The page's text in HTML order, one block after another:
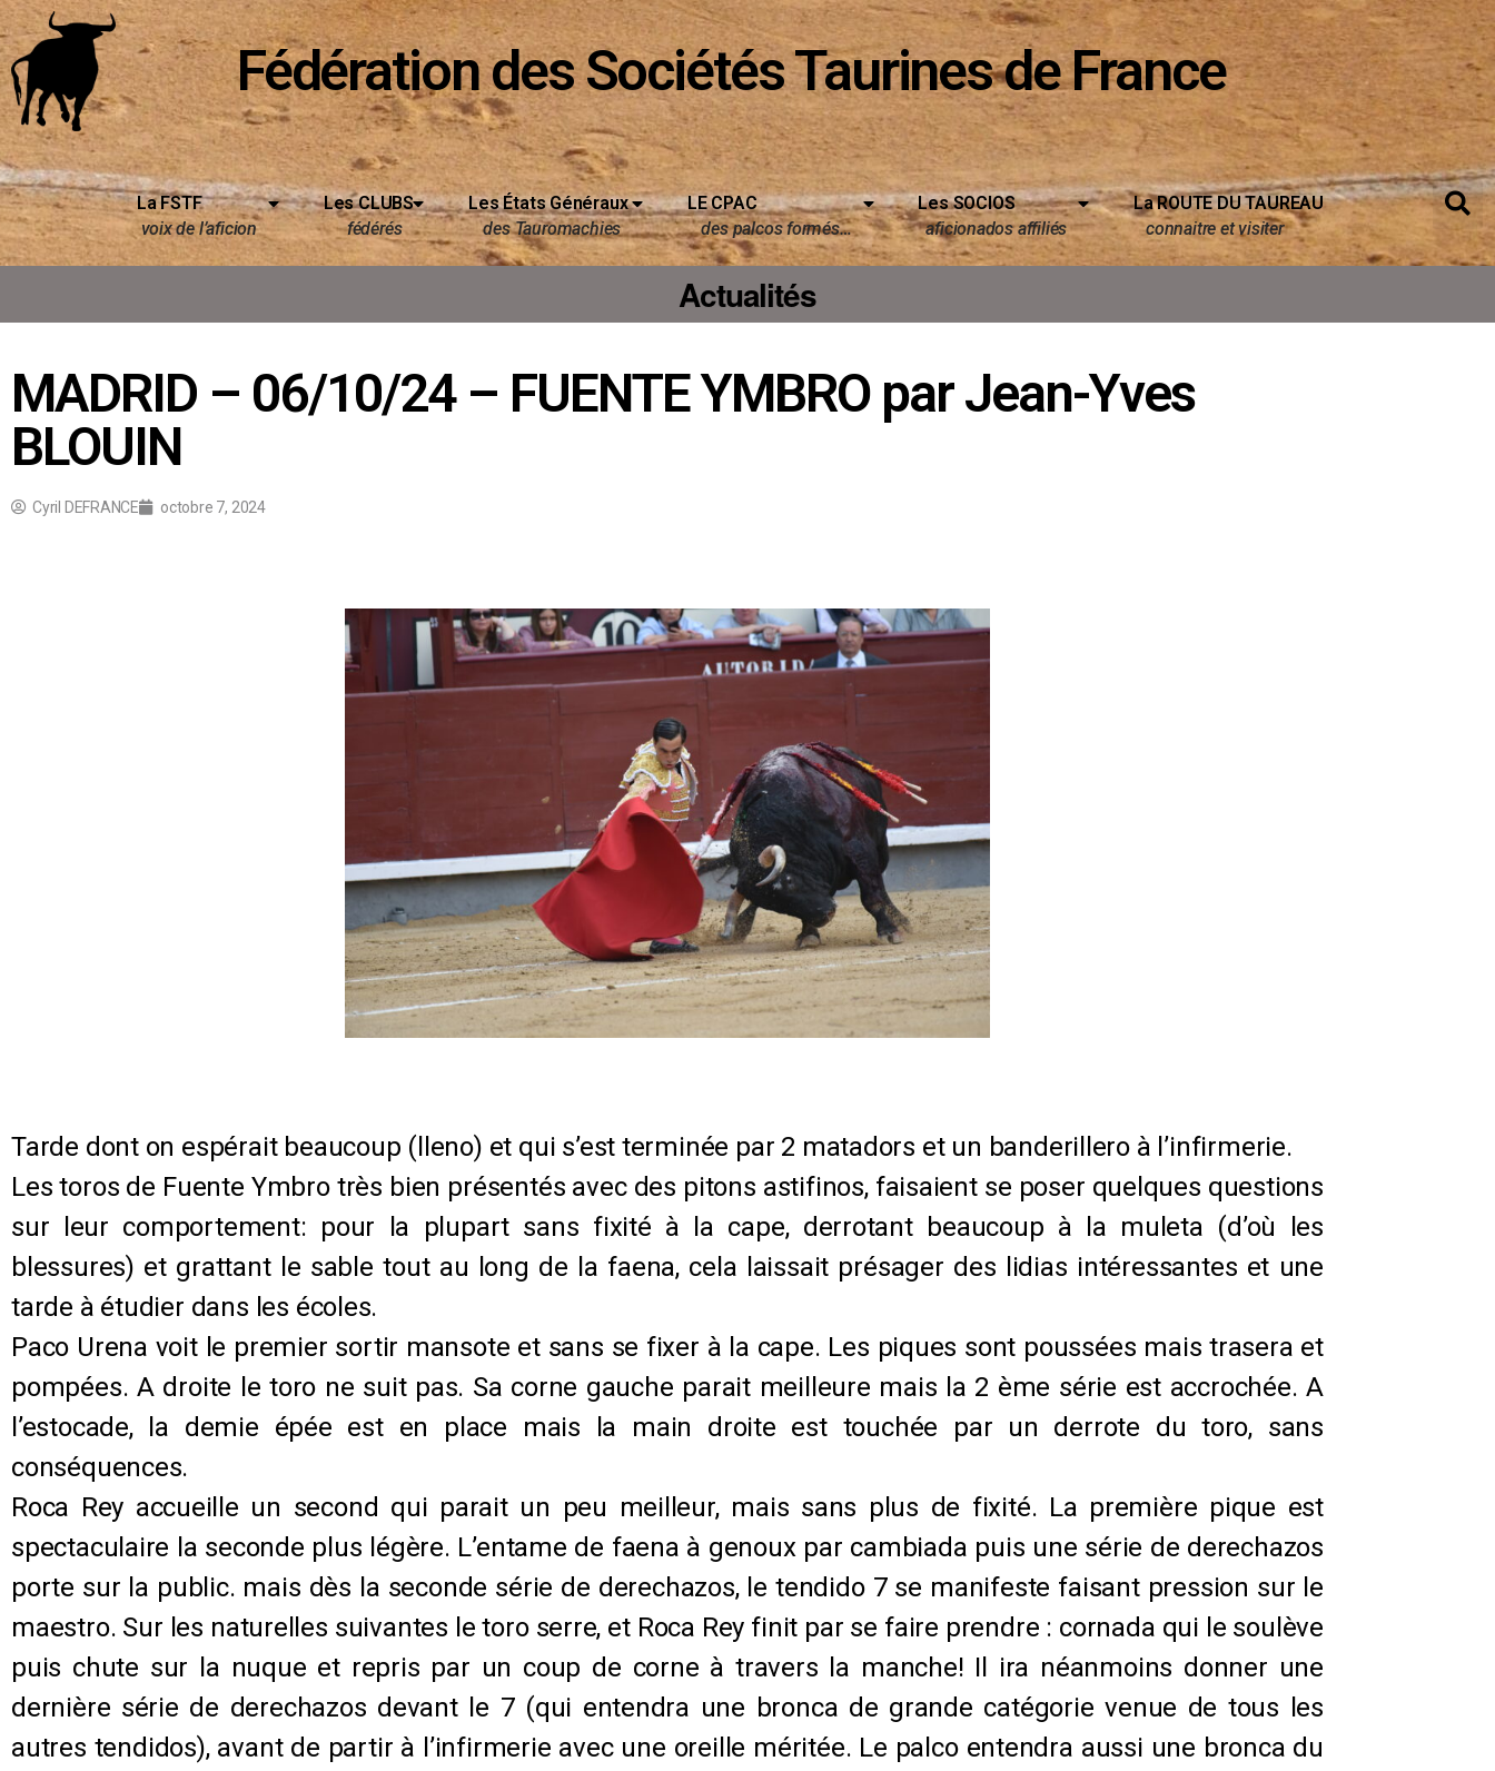
Fédération des Sociétés Taurines de France
La FSTF
voix de l’aficion
Les CLUBS
fédérés
Les États Généraux
des Tauromachies
LE CPAC
des palcos formés…
Les SOCIOS
aficionados affiliés
La ROUTE DU TAUREAU
connaitre et visiter
Actualités
MADRID – 06/10/24 – FUENTE YMBRO par Jean-Yves
BLOUIN
Cyril DEFRANCE octobre 7, 2024
Tarde dont on espérait beaucoup (lleno) et qui s’est terminée par 2 matadors et un banderillero à l’infirmerie.
Les toros de Fuente Ymbro très bien présentés avec des pitons astifinos, faisaient se poser quelques questions
sur leur comportement: pour la plupart sans fixité à la cape, derrotant beaucoup à la muleta (d’où les
blessures) et grattant le sable tout au long de la faena, cela laissait présager des lidias intéressantes et une
tarde à étudier dans les écoles.
Paco Urena voit le premier sortir mansote et sans se fixer à la cape. Les piques sont poussées mais trasera et
pompées. A droite le toro ne suit pas. Sa corne gauche parait meilleure mais la 2 ème série est accrochée. A
l’estocade, la demie épée est en place mais la main droite est touchée par un derrote du toro, sans
conséquences.
Roca Rey accueille un second qui parait un peu meilleur, mais sans plus de fixité. La première pique est
spectaculaire la seconde plus légère. L’entame de faena à genoux par cambiada puis une série de derechazos
porte sur la public. mais dès la seconde série de derechazos, le tendido 7 se manifeste faisant pression sur le
maestro. Sur les naturelles suivantes le toro serre, et Roca Rey finit par se faire prendre : cornada qui le soulève
puis chute sur la nuque et repris par un coup de corne à travers la manche! Il ira néanmoins donner une
dernière série de derechazos devant le 7 (qui entendra une bronca de grande catégorie venue de tous les
autres tendidos), avant de partir à l’infirmerie avec une oreille méritée. Le palco entendra aussi une bronca du